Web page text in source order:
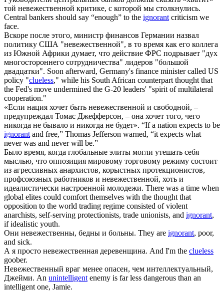
той невежественной критике, с которой мы столкнулись.
Central bankers should say “enough” to the ignorantcriticism we
face.
Вскоре после этого, министр финансов Германии назвал
политику США "невежественной", в то время как его коллега
из Южной Африки думает, что действие ФРС подрывает "дух
многостороннего сотрудничества" лидеров "большой
двадцатки". Soon afterward, Germany's finance minister called US
policy "clueless," while his South African counterpart thought that
the Fed's move undermined the G-20 leaders' "spirit of multilateral
cooperation."
«Если нация хочет быть невежественной и свободной, –
предупреждал Томас Джефферсон, – она хочет того, чего
никогда не бывало и никогда не будет». “If a nation expects to be
ignorantand free,” Thomas Jefferson warned, “it expects what
never was and never will be.”
Было время, когда глобальные элиты могли утешать себя
мыслью, что оппозиция мировому торговому режиму состоит
из агрессивных анархистов, корыстных протекционистов,
профсоюзных работников и невежественной, хоть и
идеалистически настроенной молодежи. There was a time when
global elites could comfort themselves with the thought that
opposition to the world trading regime consisted of violent
anarchists, self-serving protectionists, trade unionists, and ignorant,
if idealistic youth.
Они невежественны, бедны и больны. They are ignorant, poor,
and sick.
А я просто невежественная деревенщина. And I'm the clueless
goober.
Невежественный враг менее опасен, чем интеллектуальный,
Джейми. An unintelligentenemy is far less dangerous than an
intelligent one, Jamie.